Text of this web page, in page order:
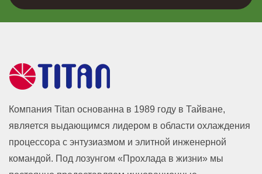
Компания Titan основанна в 1989 году в Тайване,
является выдающимся лидером в области охлаждения
процессора с энтузиазмом и элитной инженерной
командой. Под лозунгом «Прохлада в жизни» мы